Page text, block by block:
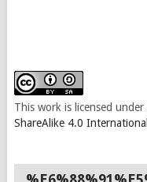
This work is licensed under
ShareAlike 4.0